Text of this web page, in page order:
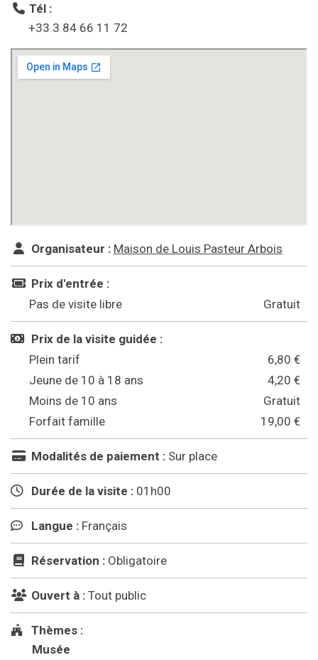
Tél :
+33 3 84 66 11 72
Organisateur : Maison de Louis Pasteur Arbois
Prix d'entrée :
Pas de visite libre
Gratuit
Prix de la visite guidée :
Plein tarif
6,80 €
Jeune de 10 à 18 ans
4,20 €
Moins de 10 ans
Gratuit
Forfait famille
19,00 €
Modalités de paiement : Sur place
Durée de la visite : 01h00
Langue : Français
Réservation : Obligatoire
Ouvert à : Tout public
Thèmes :
Musée